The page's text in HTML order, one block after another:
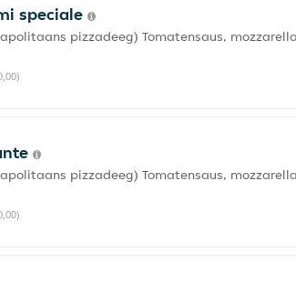
speciale
pizzadeeg) Tomatensaus,
pizzadeeg) Tomatensaus,